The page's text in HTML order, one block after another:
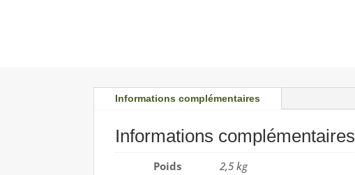
Informations complémentaires
Informations complémentaires
Poids 2,5 kg